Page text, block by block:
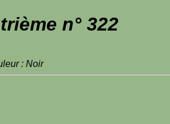
n° 322
: Noir